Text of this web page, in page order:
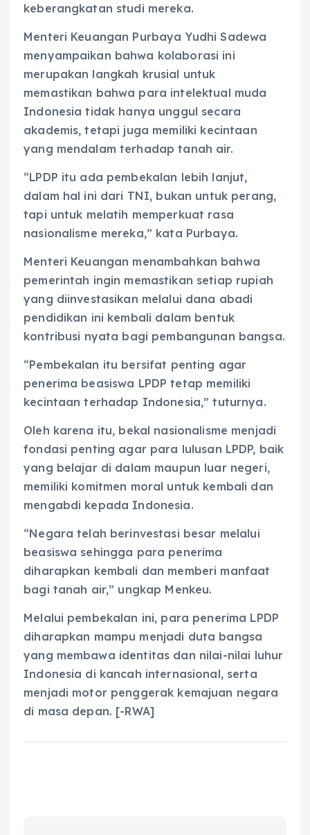
keberangkatan studi mereka.
Menteri Keuangan Purbaya Yudhi Sadewa
menyampaikan bahwa kolaborasi ini
merupakan langkah krusial untuk
memastikan bahwa para intelektual muda
Indonesia tidak hanya unggul secara
akademis, tetapi juga memiliki kecintaan
yang mendalam terhadap tanah air.
“LPDP itu ada pembekalan lebih lanjut,
dalam hal ini dari TNI, bukan untuk perang,
tapi untuk melatih memperkuat rasa
nasionalisme mereka,” kata Purbaya.
Menteri Keuangan menambahkan bahwa
pemerintah ingin memastikan setiap rupiah
yang diinvestasikan melalui dana abadi
pendidikan ini kembali dalam bentuk
kontribusi nyata bagi pembangunan bangsa.
“Pembekalan itu bersifat penting agar
penerima beasiswa LPDP tetap memiliki
kecintaan terhadap Indonesia,” tuturnya.
Oleh karena itu, bekal nasionalisme menjadi
fondasi penting agar para lulusan LPDP, baik
yang belajar di dalam maupun luar negeri,
memiliki komitmen moral untuk kembali dan
mengabdi kepada Indonesia.
“Negara telah berinvestasi besar melalui
beasiswa sehingga para penerima
diharapkan kembali dan memberi manfaat
bagi tanah air,” ungkap Menkeu.
Melalui pembekalan ini, para penerima LPDP
diharapkan mampu menjadi duta bangsa
yang membawa identitas dan nilai-nilai luhur
Indonesia di kancah internasional, serta
menjadi motor penggerak kemajuan negara
di masa depan. [-RWA]